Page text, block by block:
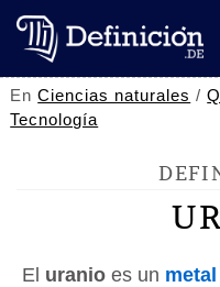
EnCiencias naturales /
Tecnología
El uranio es un metal